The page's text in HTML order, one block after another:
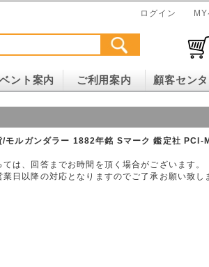
ログイン MY
ント案内 ご利用案内 顧客セン
/モルガンダラー 1882年銘 Sマーク 鑑定社 PCI-
は、回答までお時間を頂く場合がございます。
日以降の対応となりますのでご了承お願い致し